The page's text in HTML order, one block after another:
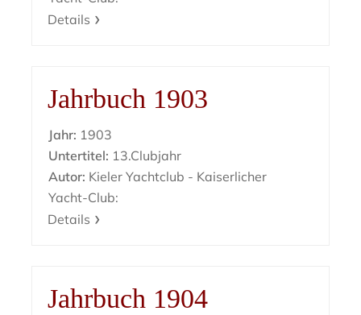
Details
Jahrbuch 1903
Jahr: 1903
Untertitel: 13.Clubjahr
Autor: Kieler Yachtclub - Kaiserlicher
Yacht-Club:
Details
Jahrbuch 1904